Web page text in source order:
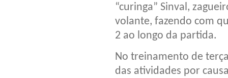
“curinga” Sinval,
volante, fazendo com
2 ao longo da partida.
No treinamento de
das atividades por